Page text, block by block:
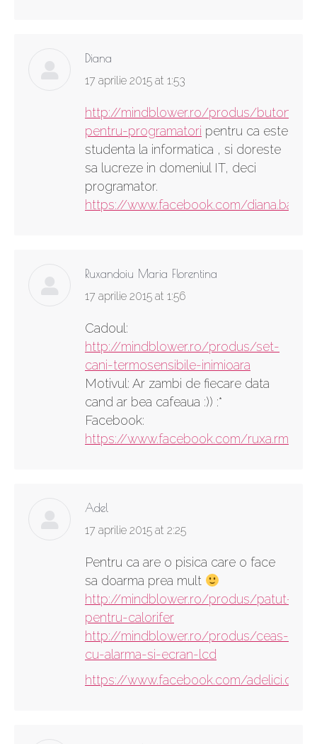
Diana
says:
17 aprilie 2015 at 1:53
http://mindblower.ro/produs/butoni-
pentru-programatori pentru ca este
studenta la informatica , si doreste
sa lucreze in domeniul IT, deci
programator.
https://www.facebook.com/
Ruxandoiu Maria Florentina
says:
17 aprilie 2015 at 1:56
Cadoul:
http://mindblower.ro/produs/set-
cani-termosensibile-inimioara
Motivul: Ar zambi de fiecare data
cand ar bea cafeaua :)) :*
Facebook:
https://www.facebook.com/ruxa.rmf
Adel
says:
17 aprilie 2015 at 2:25
Pentru ca are o pisica care o face
sa doarma prea mult
http://mindblower.ro/produs/patut-
pentru-calorifer
http://mindblower.ro/produs/ceas-
cu-alarma-si-ecran-lcd
https://www.facebook.com/